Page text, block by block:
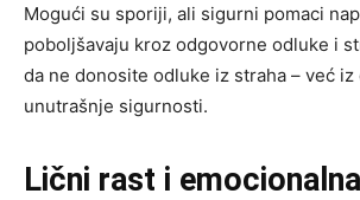
Mogući su sporiji, ali sigurni pomaci
poboljšavaju kroz odgovorne odluke i
da ne donosite odluke iz straha – već iz
unutrašnje sigurnosti.
Lični rast i